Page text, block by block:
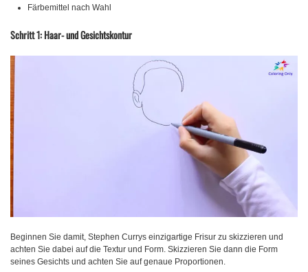
Färbemittel nach Wahl
Schritt 1: Haar- und Gesichtskontur
Beginnen Sie damit, Stephen Currys einzigartige Frisur zu skizzieren und
achten Sie dabei auf die Textur und Form. Skizzieren Sie dann die Form
seines Gesichts und achten Sie auf genaue Proportionen.